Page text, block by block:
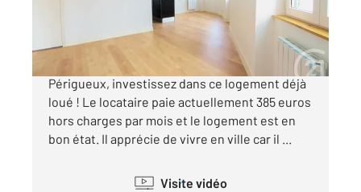
63 000 €
PERIGUEUX A deux pas de la gare de
Périgueux, investissez dans ce logement déjà
loué ! Le locataire paie actuellement 385 euros
hors charges par mois et le logement est en
bon état. Il apprécie de vivre en ville car il ...
Visite vidéo